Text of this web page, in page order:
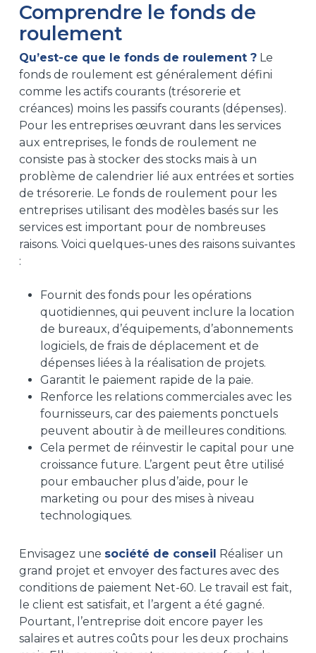
Comprendre le fonds de
roulement
Qu’est-ce que le fonds de roulement ?Le
fonds de roulement est généralement défini
comme les actifs courants (trésorerie et
créances) moins les passifs courants (dépenses).
Pour les entreprises œuvrant dans les services
aux entreprises, le fonds de roulement ne
consiste pas à stocker des stocks mais à un
problème de calendrier lié aux entrées et sorties
de trésorerie. Le fonds de roulement pour les
entreprises utilisant des modèles basés sur les
services est important pour de nombreuses
raisons. Voici quelques-unes des raisons suivantes
:
Fournit des fonds pour les opérations
quotidiennes, qui peuvent inclure la location
de bureaux, d’équipements, d’abonnements
logiciels, de frais de déplacement et de
dépenses liées à la réalisation de projets.
Garantit le paiement rapide de la paie.
Renforce les relations commerciales avec les
fournisseurs, car des paiements ponctuels
peuvent aboutir à de meilleures conditions.
Cela permet de réinvestir le capital pour une
croissance future. L’argent peut être utilisé
pour embaucher plus d’aide, pour le
marketing ou pour des mises à niveau
technologiques.
Envisagez une société de conseil Réaliser un
grand projet et envoyer des factures avec des
conditions de paiement Net-60. Le travail est fait,
le client est satisfait, et l’argent a été gagné.
Pourtant, l’entreprise doit encore payer les
salaires et autres coûts pour les deux prochains